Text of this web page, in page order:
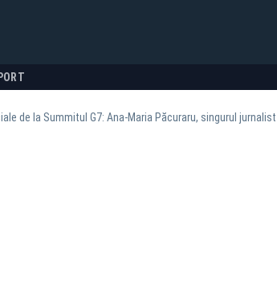
de la Summitul G7: Ana-Maria Păcuraru, singurul